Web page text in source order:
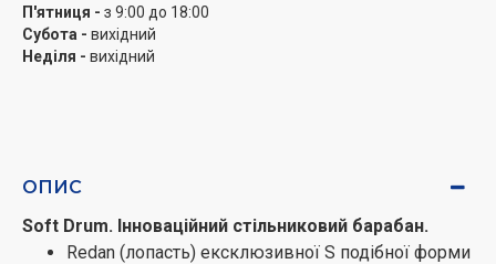
П'ятниця - з 9:00 до 18:00
Субота - вихідний
Неділя - вихідний
ОПИС
Soft Drum. Інноваційний стільниковий барабан.
Redan (лопасть) ексклюзивної S подібної форми